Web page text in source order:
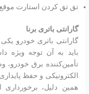
تق تق کردن استارت
گارانتی باتری برنا
گارانتی باتری خودرو
باید به آن توجه ویژه
تأمین‌کننده برق خودرو،
الکترونیکی و حفظ
همین دلیل، برخورداری